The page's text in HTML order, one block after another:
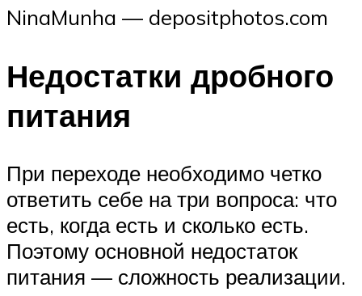
NinaMunha — depositphotos.com
Недо­статки дроб­ного
питания
При пере­ходе необ­хо­димо четко
отве­тить себе на три вопроса: что
есть, когда есть и сколько есть.
Поэтому основ­ной недо­ста­ток
пита­ния — слож­ность реализации.